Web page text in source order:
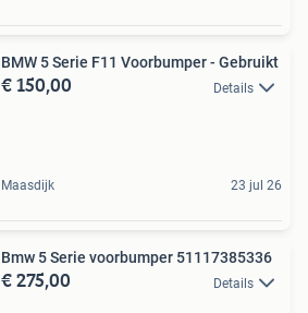
BMW 5 Serie F11 Voorbumper - Gebruikt
€ 150,00 Details
Maasdijk 23 jul 26
Bmw 5 Serie voorbumper 51117385336
€ 275,00 Details